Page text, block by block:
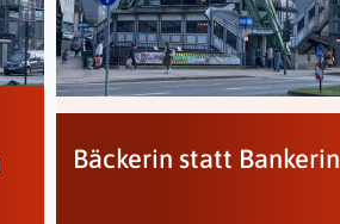
Bäckerin statt Bankerin